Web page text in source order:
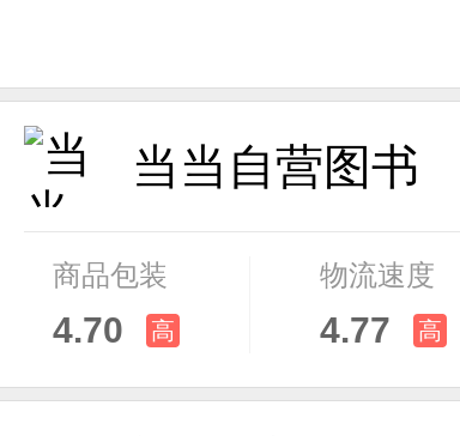
当当自营图书
商品包装
4.70 高
物流速度
4.77 高